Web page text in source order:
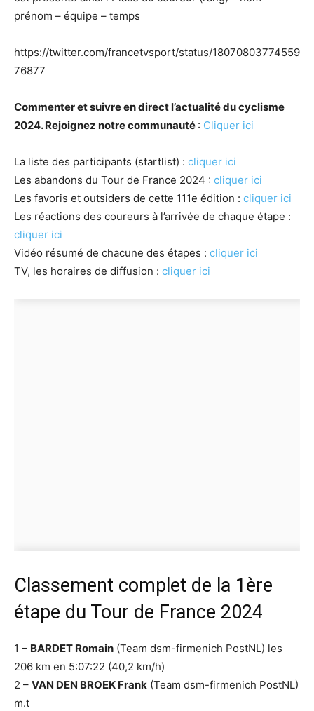
prénom – équipe – temps
https://twitter.com/francetvsport/status/18070803774559
76877
Commenter et suivre en direct l’actualité du cyclisme
2024. Rejoignez notre communauté : Cliquer ici
La liste des participants (startlist) : cliquer ici
Les abandons du Tour de France 2024 : cliquer ici
Les favoris et outsiders de cette 111e édition : cliquer ici
Les réactions des coureurs à l’arrivée de chaque étape :
cliquer ici
Vidéo résumé de chacune des étapes : cliquer ici
TV, les horaires de diffusion : cliquer ici
Classement complet de la 1ère
étape du Tour de France 2024
1 – BARDET Romain (Team dsm-firmenich PostNL) les
206 km en 5:07:22 (40,2 km/h)
2 – VAN DEN BROEK Frank (Team dsm-firmenich PostNL)
m.t